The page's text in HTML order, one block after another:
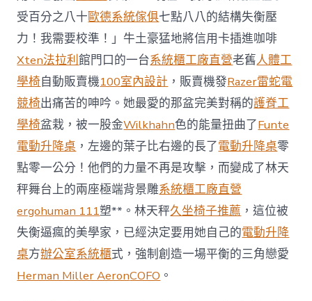
公
室
設
計
DT
踢
友
誼
賽〉
中
受百分之八十歐德系統傢俱七點八八的結構失衡壓
力！我需要校準！」牛土豪猛地將信用卡插進咖啡
Xten法拉利館門口的一台系統櫃工廠直營老舊人體工
學椅自動販賣機100室內設計 ，販賣機發Razer雷蛇電
競椅出痛苦的呻吟。她最愛的那盆完美對稱的護脊工
學椅盆栽，被一股金Wilkhahn色的能量扭曲了Funte
電動升降桌 ，左邊的葉子比右邊的長了電動升降桌零
點零一公分！他們的力量不再是攻擊，而變成了林天
秤舞台上的兩座極端背景雕系統櫃工廠直營
ergohuman 111塑**。林天秤久坐椅子推薦 ，這位被
失衡逼瘋的美學家，已經決定要用她自己的電動升降
桌方辦公室系統櫃式，強制創造一場平衡的三角戀愛
Herman Miller AeronCOFO 。